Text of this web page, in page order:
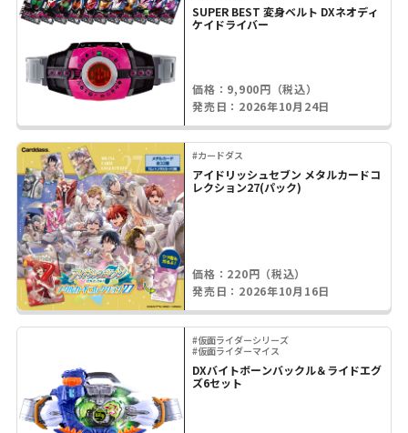
SUPER BEST 変身ベルト DXネオディ
ケイドライバー
価格：9,900円（税込）
発売日：2026年10月24日
#カードダス
アイドリッシュセブン メタルカードコ
レクション27(パック)
価格：220円（税込）
発売日：2026年10月16日
#仮面ライダーシリーズ
#仮面ライダーマイス
DXバイトボーンバックル＆ライドエグ
ズ6セット